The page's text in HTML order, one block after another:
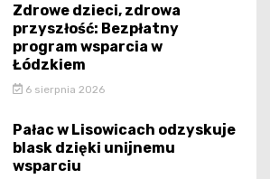
Zdrowe dzieci, zdrowa
przyszłość: Bezpłatny
program wsparcia w
Łódzkiem
6 sierpnia 2026
Pałac w Lisowicach odzyskuje
blask dzięki unijnemu
wsparciu